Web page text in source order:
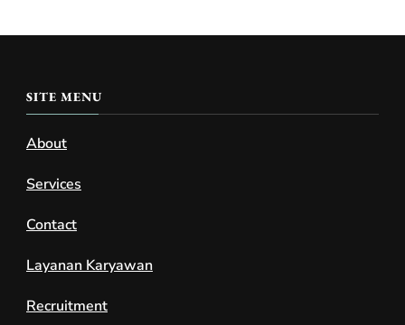
SITE MENU
About
Services
Contact
Layanan Karyawan
Recruitment